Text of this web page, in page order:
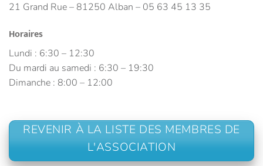
21 Grand Rue – 81250 Alban – 05 63 45 13 35
Horaires
Lundi : 6:30 – 12:30
Du mardi au samedi : 6:30 – 19:30
Dimanche : 8:00 – 12:00
REVENIR À LA LISTE DES MEMBRES DE
L'ASSOCIATION